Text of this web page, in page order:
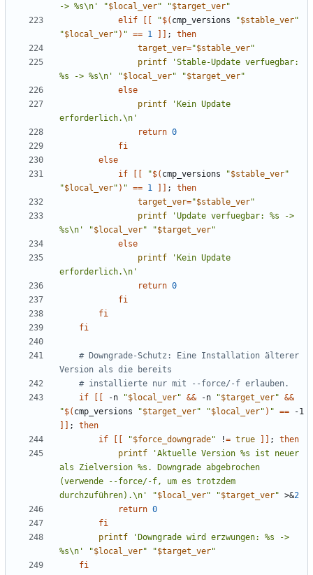
-> %s\n'
"$local_ver" "$target_ver"
elif
[[ "$( cmp_versions "$stable_ver"
"$local_ver" ) " == 1 ]] ;
then
target_ver="$stable_ver"
printf
'Stable-Update verfuegbar:
%s -> %s\n'
"$local_ver" "$target_ver"
else
printf
'Kein Update
erforderlich.\n'
return 0
fi
else
if
[[ "$( cmp_versions "$stable_ver"
"$local_ver" ) " == 1 ]] ;
then
target_ver="$stable_ver"
printf
'Update verfuegbar: %s ->
%s\n'
"$local_ver" "$target_ver"
else
printf
'Kein Update
erforderlich.\n'
return 0
fi
fi
fi
# Downgrade-Schutz: Eine Installation älterer
Version als die bereits
# installierte nur mit --force/-f erlauben.
if
[[ -n "$local_ver" && -n "$target_ver" &&
"$( cmp_versions "$target_ver" "$local_ver" ) " ==
]] ;
then
if
[[ "$force_downgrade" != true ]] ;
then
printf
'Aktuelle Version %s ist neuer
als Zielversion %s. Downgrade abgebrochen
(verwende --force/-f, um es trotzdem
durchzuführen).\n'
"$local_ver" "$target_ver" >&2
return 0
fi
printf
'Downgrade wird erzwungen: %s ->
%s\n'
"$local_ver" "$target_ver"
fi